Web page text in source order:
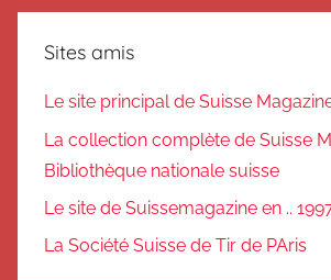
Sites amis
Le site principal de Suisse
La collection complète de Suisse
Bibliothèque nationale suisse
Le site de Suissemagazine en ..
La Société Suisse de Tir de PAris